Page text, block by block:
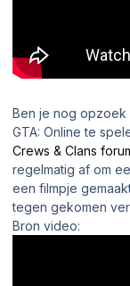
Ben je nog opzoek
GTA: Online te
Crews & Clans
regelmatig af om
een filmpje
tegen gekomen
Bron video: